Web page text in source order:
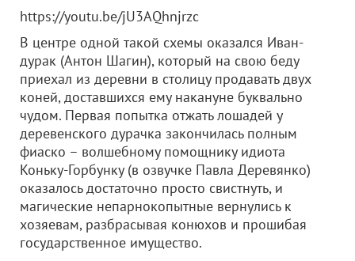
https://youtu.be/jU3AQhnjrzc
В центре одной такой схемы оказался Иван-
дурак (Антон Шагин), который на свою беду
приехал из деревни в столицу продавать двух
коней, доставшихся ему накануне буквально
чудом. Первая попытка отжать лошадей у
деревенского дурачка закончилась полным
фиаско – волшебному помощнику идиота
Коньку-Горбунку (в озвучке Павла Деревянко)
оказалось достаточно просто свистнуть, и
магические непарнокопытные вернулись к
хозяевам, разбрасывая конюхов и прошибая
государственное имущество.